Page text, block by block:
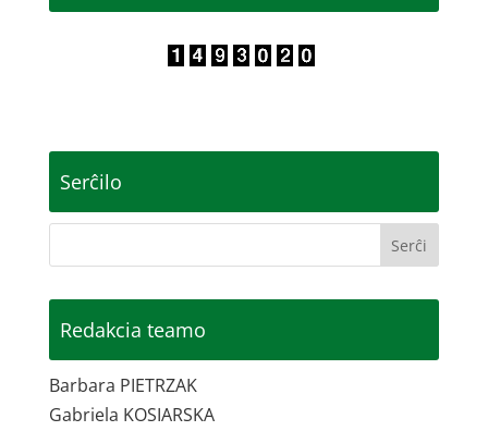
Serĉilo
Redakcia teamo
Barbara PIETRZAK
Gabriela KOSIARSKA